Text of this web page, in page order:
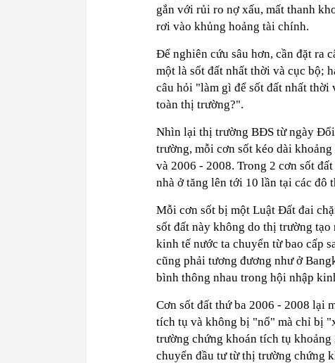
gắn với rủi ro nợ xấu, mất thanh
rơi vào khủng hoảng tài chính.
Để nghiên cứu sâu hơn, cần đặt ra
một là sốt đất nhất thời và cục bộ;
câu hỏi "làm gì để sốt đất nhất thời
toàn thị trường?".
Nhìn lại thị trường BĐS từ ngày
trường, mỗi cơn sốt kéo dài
và 2006 - 2008. Trong 2 cơn sốt
nhà ở tăng lên tới 10 lần tại các đô
Mỗi cơn sốt bị một Luật Đất đai
sốt đất này không do thị trường
kinh tế nước ta chuyển từ bao cấp
cũng phải tương đương như ở
bình thông nhau trong hội nhập
Cơn sốt đất thứ ba 2006 - 2008 lại
tích tụ và không bị "nổ" mà chỉ bị
trường chứng khoán tích tụ
chuyển đầu tư từ thị trường chứng